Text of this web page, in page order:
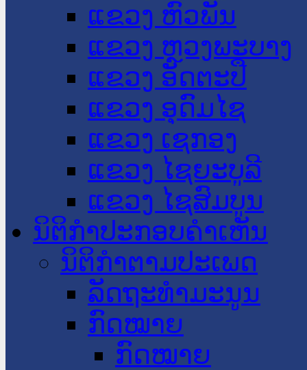
ແຂວງ ຫົວພັນ
ແຂວງ ຫຼວງພະບາງ
ແຂວງ ອັດຕະປື
ແຂວງ ອຸດົມໄຊ
ແຂວງ ເຊກອງ
ແຂວງ ໄຊຍະບູລີ
ແຂວງ ໄຊສົມບູນ
ນິຕິກໍາປະກອບຄໍາເຫັນ
ນິຕິກໍາຕາມປະເພດ
ລັດຖະທໍາມະນູນ
ກົດໝາຍ
ກົດໝາຍ